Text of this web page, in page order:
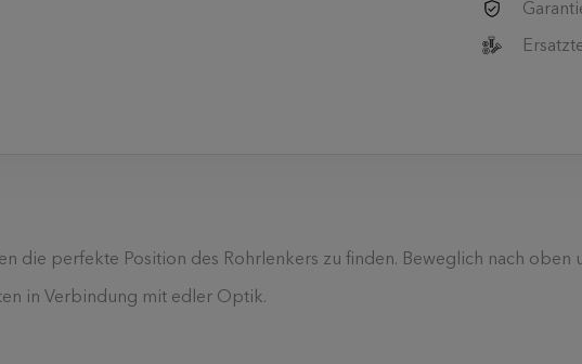
die perfekte Position des Rohrlenkers zu finden. Beweglich nach
in Verbindung mit edler Optik.